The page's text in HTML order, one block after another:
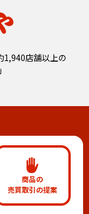
1,940店舗以上の
商品の
売買取引の提案